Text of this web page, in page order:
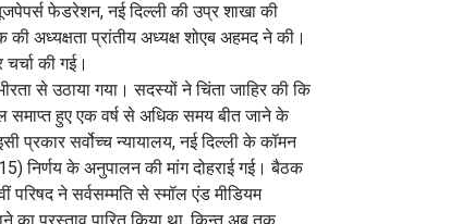
फेडरेशन, नई दिल्ली की उप्र शाखा की
अध्यक्षता प्रांतीय अध्यक्ष शोएब अहमद ने की।
की गई।
से उठाया गया। सदस्यों ने चिंता जाहिर की कि
समाप्त हुए एक वर्ष से अधिक समय बीत जाने के
प्रकार सर्वोच्च न्यायालय, नई दिल्ली के कॉमन
निर्णय के अनुपालन की मांग दोहराई गई। बैठक
परिषद ने सर्वसम्मति से स्मॉल एंड मीडियम